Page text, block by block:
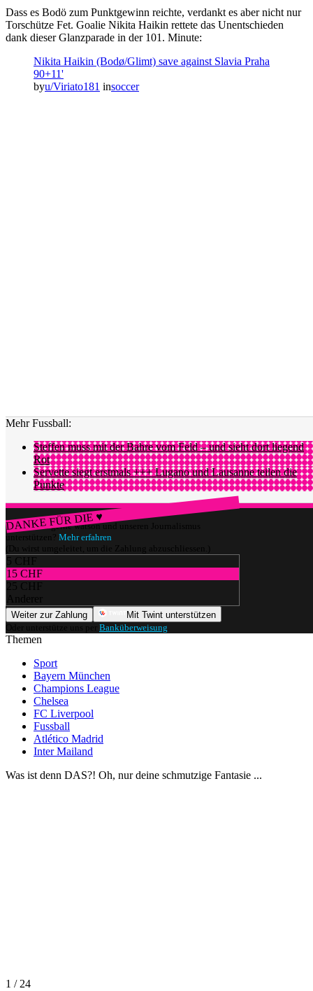
Dass es Bodö zum Punktgewinn reichte, verdankt es aber nicht nur
Torschütze Fet. Goalie Nikita Haikin rettete das Unentschieden
dank dieser Glanzparade in der 101. Minute:
Nikita Haikin (Bodø/Glimt) save against Slavia Praha
90+11'
byu/Viriato181 insoccer
Mehr Fussball:
Steffen muss mit der Bahre vom Feld – und sieht dort liegend
Rot
Servette siegt erstmals +++ Lugano und Lausanne teilen die
Punkte
DANKE FÜR DIE ♥
Würdest du gerne watson und unseren Journalismus
unterstützen? Mehr erfahren
(Du wirst umgeleitet, um die Zahlung abzuschliessen.)
5 CHF
15 CHF
25 CHF
Anderer
Weiter zur Zahlung
Mit Twint unterstützen
Oder unterstütze uns per Banküberweisung
Themen
Sport
Bayern München
Champions League
Chelsea
FC Liverpool
Fussball
Atlético Madrid
Inter Mailand
Was ist denn DAS?! Oh, nur deine schmutzige Fantasie ...
1 / 24